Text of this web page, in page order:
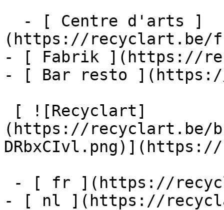
(https://recyclart.be/
- [ Fabrik ](https://
- [ Bar resto
(https://recyclart.be/
- [ nl ](https://